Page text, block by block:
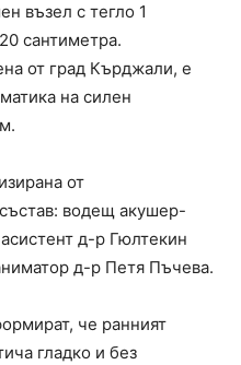
възел с тегло 1
сантиметра.
от град Кърджали, е
на силен
от
водещ акушер-
д-р Гюлтекин
д-р Петя Пъчева.
че ранният
гладко и без